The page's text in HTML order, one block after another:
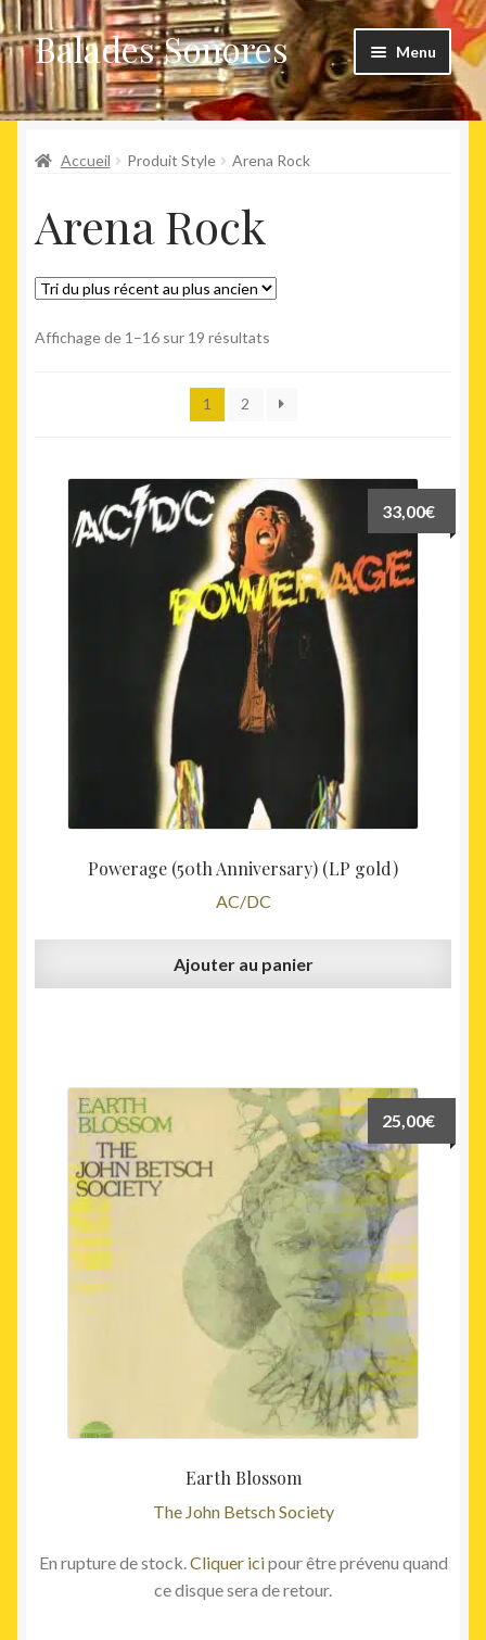
Aller
à
la
navigation
Aller
au
contenu
Balades Sonores Menu
Boutique
Nouveaux arrivages
Précommandes
Agenda
Accueil Produit Style Arena Rock
Arena Rock
Affichage de 1–16 sur 19 résultats
récent
ancien
1 2
Powerage (50th Anniversary) (LP gold)
AC/DC
33,00€
Ajouter au panier
Earth Blossom
The John Betsch Society
25,00€
En rupture de stock.Cliquer icipour être prévenu quand
ce disque sera de retour.